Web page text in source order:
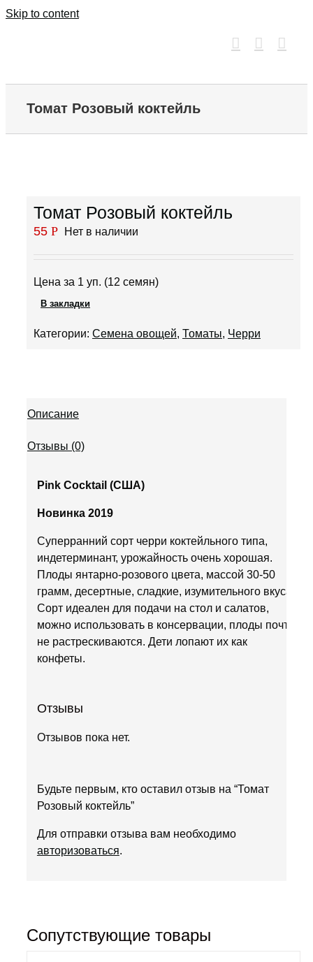
Skip to content
Томат Розовый коктейль
Томат Розовый коктейль
55 Р Нет в наличии
Цена за 1 уп. (12 семян)
В закладки
Категории: Семена овощей, Томаты, Черри
Описание
Отзывы (0)
Pink Cocktail (США)
Новинка 2019
Суперранний сорт черри коктейльного типа,
индетерминант, урожайность очень хорошая.
Плоды янтарно-розового цвета, массой 30-50
грамм, десертные, сладкие, изумительного вкуса.
Сорт идеален для подачи на стол и салатов,
можно использовать в консервации, плоды почти
не растрескиваются. Дети лопают их как
конфеты.
Отзывы
Отзывов пока нет.
Будьте первым, кто оставил отзыв на “Томат
Розовый коктейль”
Для отправки отзыва вам необходимо
авторизоваться.
Сопутствующие товары